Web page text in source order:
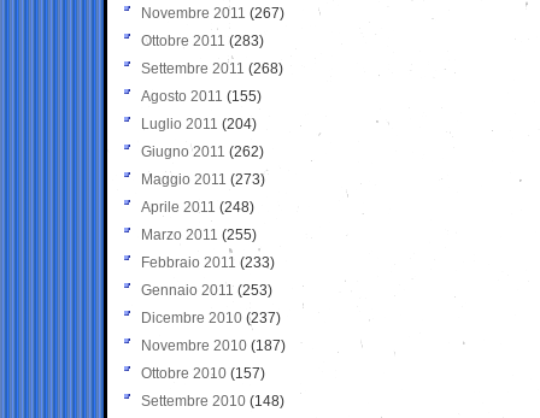
Novembre 2011 (267)
Ottobre 2011 (283)
Settembre 2011 (268)
Agosto 2011 (155)
Luglio 2011 (204)
Giugno 2011 (262)
Maggio 2011 (273)
Aprile 2011 (248)
Marzo 2011 (255)
Febbraio 2011 (233)
Gennaio 2011 (253)
Dicembre 2010 (237)
Novembre 2010 (187)
Ottobre 2010 (157)
Settembre 2010 (148)